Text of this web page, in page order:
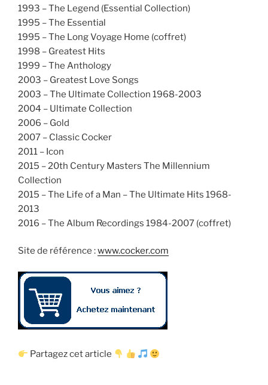
1993 – The Legend (Essential Collection)
1995 – The Essential
1995 – The Long Voyage Home (coffret)
1998 – Greatest Hits
1999 – The Anthology
2003 – Greatest Love Songs
2003 – The Ultimate Collection 1968-2003
2004 – Ultimate Collection
2006 – Gold
2007 – Classic Cocker
2011 – Icon
2015 – 20th Century Masters The Millennium
Collection
2015 – The Life of a Man – The Ultimate Hits 1968-
2013
2016 – The Album Recordings 1984-2007 (coffret)
Site de référence :www.cocker.com
Partagez cet article